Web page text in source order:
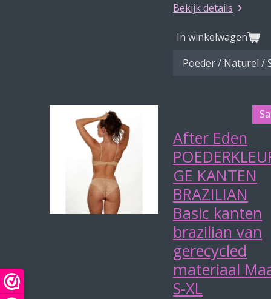
Bekijk details
In winkelwagen
After Eden
GE KANTEN
BRAZILIAN
Basic kanten
brazilian van
gerecycled
materiaal
S-XL